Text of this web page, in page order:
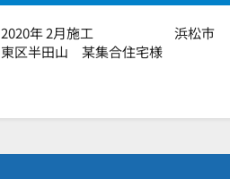
2020年 2月施工 浜松市
東区半田山 某集合住宅様